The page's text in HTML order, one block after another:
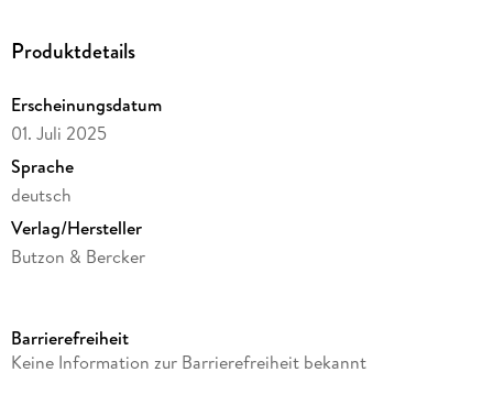
und herzliche Geschenkidee ideal als Beigabe zur
Produktdetails
Erscheinungsdatum
01. Juli 2025
Sprache
deutsch
Verlag/Hersteller
Butzon & Bercker
Gewicht
Barrierefreiheit
Keine Information zur Barrierefreiheit bekannt